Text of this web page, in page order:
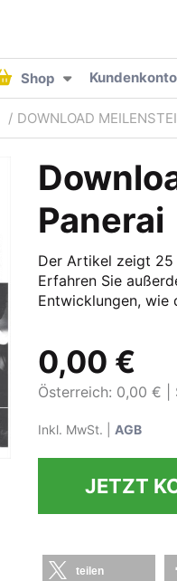
Shop Kundenkonto
DOWNLOAD
Panerai
Der Artikel zeigt 25
Erfahren Sie
Entwicklungen, wie
0,00 €
Österreich: 0,00 €
Inkl. MwSt. | AGB
JETZT
teilen